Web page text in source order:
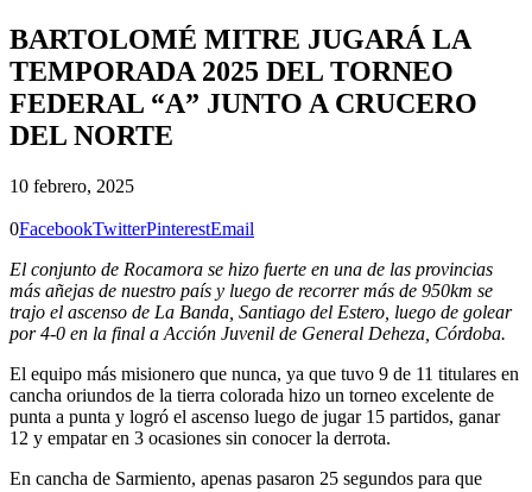
BARTOLOMÉ MITRE JUGARÁ LA
TEMPORADA 2025 DEL TORNEO
FEDERAL “A” JUNTO A CRUCERO
DEL NORTE
10 febrero, 2025
0FacebookTwitterPinterestEmail
El conjunto de Rocamora se hizo fuerte en una de las provincias
más añejas de nuestro país y luego de recorrer más de 950km se
trajo el ascenso de La Banda, Santiago del Estero, luego de golear
por 4-0 en la final a Acción Juvenil de General Deheza, Córdoba.
El equipo más misionero que nunca, ya que tuvo 9 de 11 titulares en
cancha oriundos de la tierra colorada hizo un torneo excelente de
punta a punta y logró el ascenso luego de jugar 15 partidos, ganar
12 y empatar en 3 ocasiones sin conocer la derrota.
En cancha de Sarmiento, apenas pasaron 25 segundos para que